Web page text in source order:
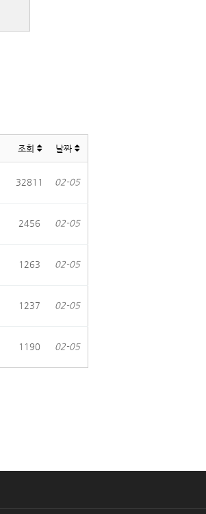
조회 날짜
32811 02-05
2456 02-05
1263 02-05
1237 02-05
1190 02-05